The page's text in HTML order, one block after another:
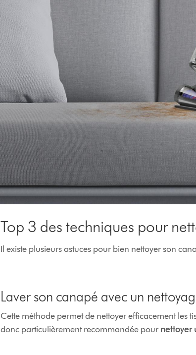
Top 3 des techniques pour
Il existe plusieurs astuces pour bien nettoyer son
Laver son canapé avec un
Cette méthode permet de nettoyer efficacement les
donc particulièrement recommandée pour nettoyer